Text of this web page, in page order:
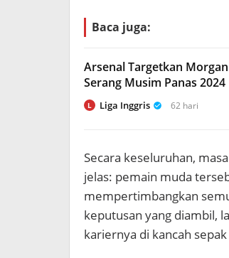
Baca juga:
Arsenal Targetkan
Serang Musim Panas 2024
L Liga Inggris 62 hari
Secara keseluruhan,
jelas: pemain muda
mempertimbangkan
keputusan yang diambil,
kariernya di kancah